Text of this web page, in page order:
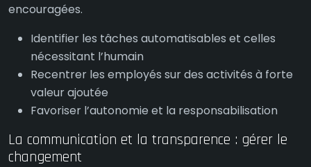
encouragées.
Identifier les tâches automatisables et celles
nécessitant l’humain
Recentrer les employés sur des activités à forte
valeur ajoutée
Favoriser l’autonomie et la responsabilisation
La communication et la transparence : gérer le
changement